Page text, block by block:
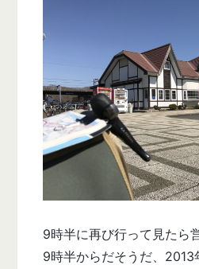
9時半に再び行って見たら
9時半からだそうだ、2013